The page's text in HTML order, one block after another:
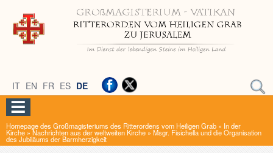
IT EN FR ES DE
Homepage des Großmagisteriums des Ritterordens vom Heiligen Grab » In der
Kirche »Nachrichten aus der weltweiten Kirche » Msgr. Fisichella und die Organisation
des Jubiläums der Barmherzigkeit